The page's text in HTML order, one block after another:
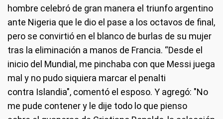
hombre celebró de gran manera el triunfo argentino
ante Nigeria que le dio el pase a los octavos de final,
pero se convirtió en el blanco de burlas de su mujer
tras la eliminación a manos de Francia. “Desde el
inicio del Mundial, me pinchaba con que Messi juega
mal y no pudo siquiera marcar el penalti
contra Islandia", comentó el esposo. Y agregó: "No
me pude contener y le dije todo lo que pienso